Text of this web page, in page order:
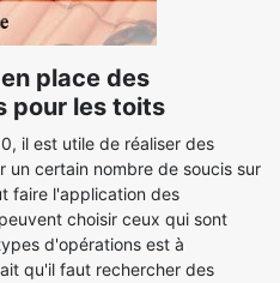
place des
pour les toits
il est utile de réaliser des
certain nombre de soucis sur
faire l'application des
choisir ceux qui sont
d'opérations est à
qu'il faut rechercher des